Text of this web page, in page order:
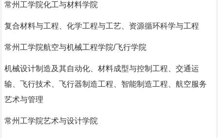
常州工学院化工与材料学院
复合材料与工程、化学工程与工艺、资源循环科学与工程
常州工学院航空与机械工程学院/飞行学院
机械设计制造及其自动化、材料成型与控制工程、交通运
输、飞行技术、飞行器制造工程、智能制造工程、航空服务
艺术与管理
常州工学院艺术与设计学院